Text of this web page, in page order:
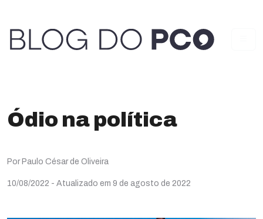
Ódio na política
Por Paulo César de Oliveira
10/08/2022 - Atualizado em 9 de agosto de 2022